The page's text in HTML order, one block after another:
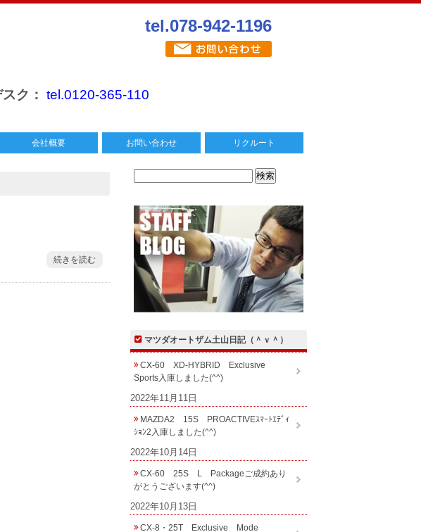
tel.078-942-1196
ク： tel.0120-365-110
会社概要 お問い合わせ リクルート
続きを読む
マツダオートザム土山日記（＾ｖ＾）
CX-60 XD-HYBRID Exclusive
Sports入庫しました(^^)
2022年11月11日
MAZDA2 15S PROACTIVEｽﾏｰﾄｴﾃﾞｨ
ｼｮﾝ2入庫しました(^^)
2022年10月14日
CX-60 25S L Packageご成約あり
がとうございます(^^)
2022年10月13日
CX-8・25T Exclusive Mode